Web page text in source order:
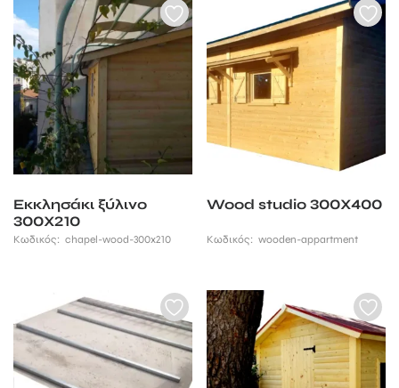
Εκκλησάκι ξύλινο
300Χ210
Κωδικός: chapel-wood-300x210
Wood studio 300Χ400
Κωδικός:wooden-appartment